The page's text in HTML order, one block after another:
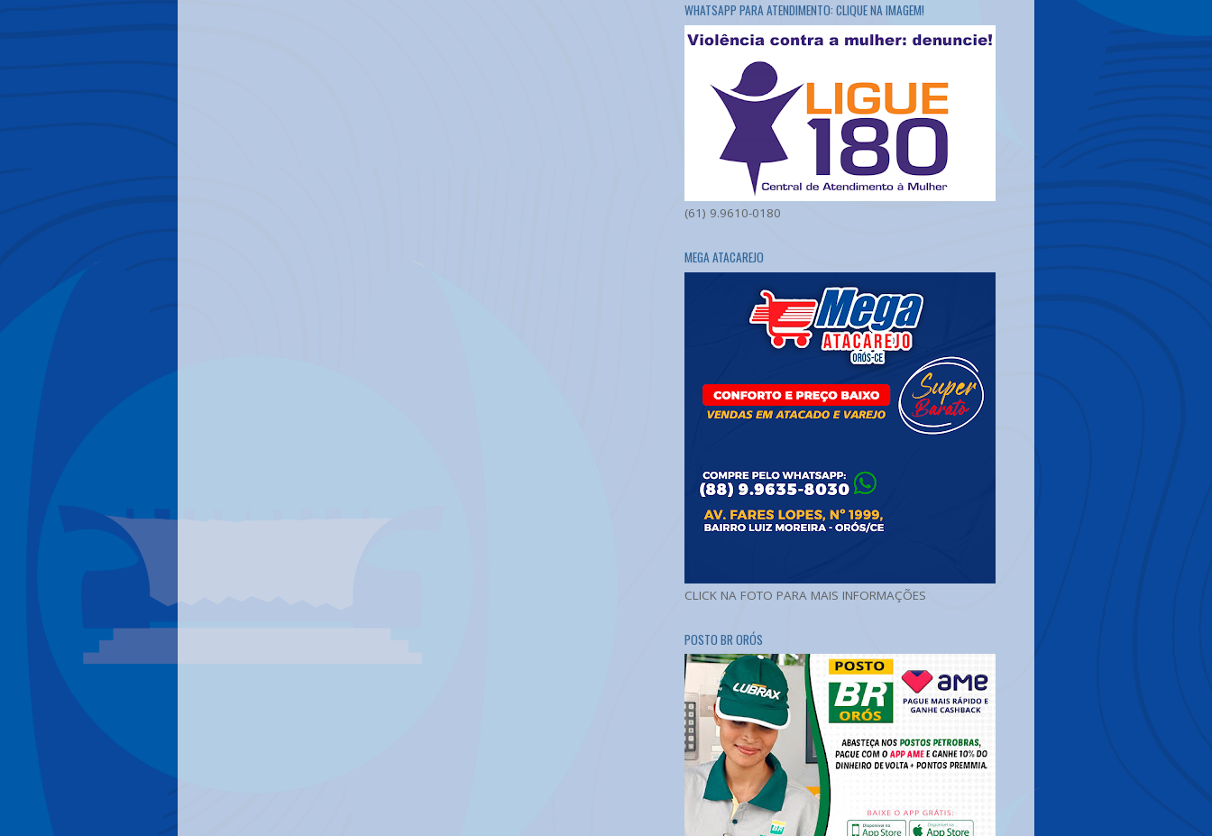
WHATSAPP PARA ATENDIMENTO: CLIQUE NA IMAGEM!
(61) 9.9610-0180
MEGA ATACAREJO
CLICK NA FOTO PARA MAIS INFORMAÇÕES
POSTO BR ORÓS